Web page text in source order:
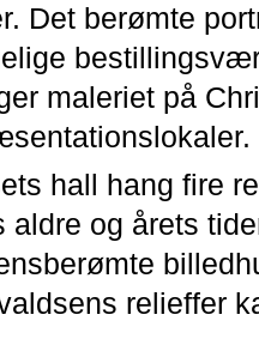
Det berømte
maleriet på
hall hang fire
aldre og årets
relieffer